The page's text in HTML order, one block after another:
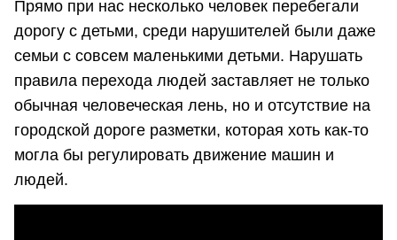
Прямо при нас несколько человек перебегали
дорогу с детьми, среди нарушителей были даже
семьи с совсем маленькими детьми. Нарушать
правила перехода людей заставляет не только
обычная человеческая лень, но и отсутствие на
городской дороге разметки, которая хоть как-то
могла бы регулировать движение машин и
людей.